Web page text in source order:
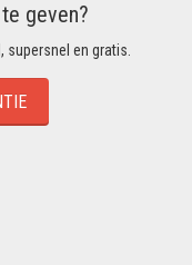
geven?
supersnel en gratis.